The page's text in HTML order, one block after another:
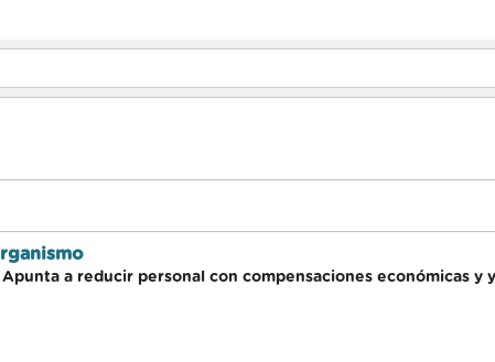
a reducir personal con compensaciones económicas y